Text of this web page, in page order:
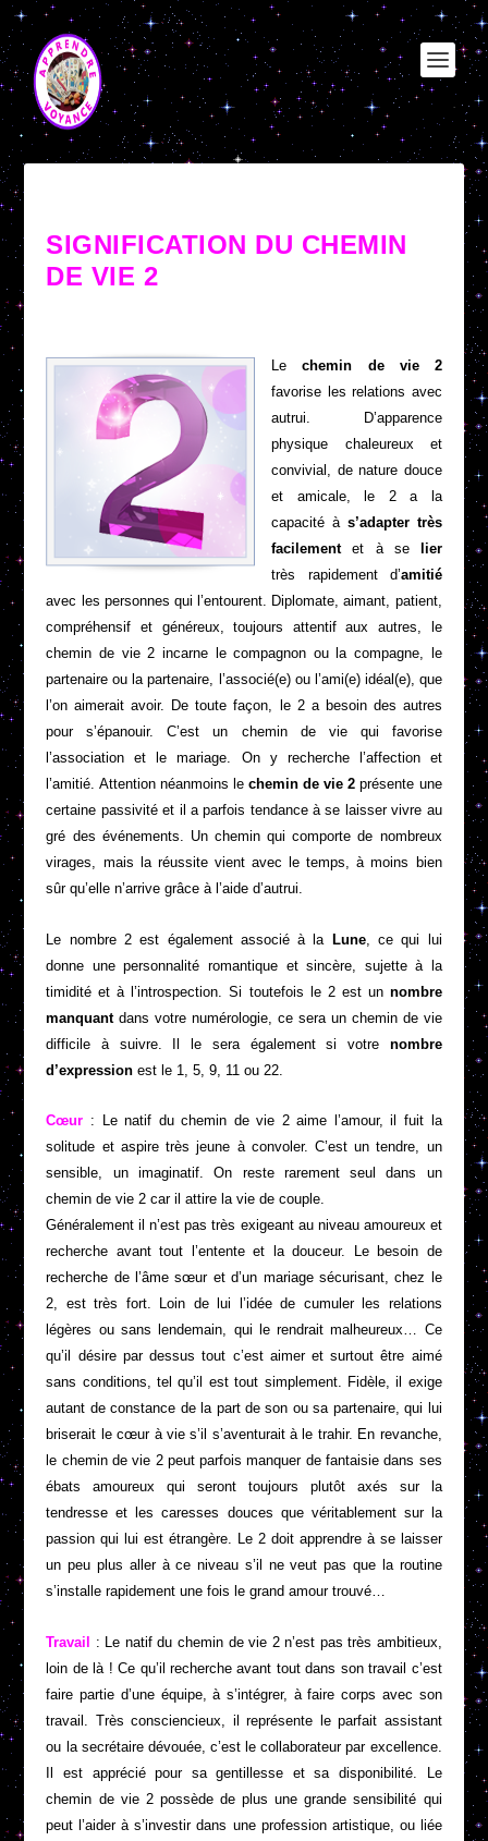
SIGNIFICATION DU CHEMIN
DE VIE 2
Le chemin de vie 2
favorise les relations avec
autrui. D’apparence
physique chaleureux et
convivial, de nature douce
et amicale, le 2 a la
capacité às’adapter très
facilementet à selier
très rapidement d’amitié
avec les personnes qui l’entourent. Diplomate, aimant, patient,
compréhensif et généreux, toujours attentif aux autres, le
chemin de vie 2 incarne le compagnon ou la compagne, le
partenaire ou la partenaire, l’associé(e) ou l’ami(e) idéal(e), que
l’on aimerait avoir. De toute façon, le 2 a besoin des autres
pour s’épanouir. C’est un chemin de vie qui favorise
l’association et le mariage. On y recherche l’affection et
l’amitié. Attention néanmoins lechemin de vie 2présente une
certaine passivité et il a parfois tendance à se laisser vivre au
gré des événements. Un chemin qui comporte de nombreux
virages, mais la réussite vient avec le temps, à moins bien
sûr qu’elle n’arrive grâce à l’aide d’autrui.
Le nombre 2 est également associé à la Lune, ce qui lui
donne une personnalité romantique et sincère, sujette à la
timidité et à l’introspection. Si toutefois le 2 est unnombre
manquantdans votre numérologie, ce sera un chemin de vie
difficile à suivre. Il le sera également si votrenombre
d’expressionest le 1, 5, 9, 11 ou 22.
Cœur : Le natif du chemin de vie 2 aime l’amour, il fuit la
solitude et aspire très jeune à convoler. C’est un tendre, un
sensible, un imaginatif. On reste rarement seul dans un
chemin de vie 2 car il attire la vie de couple.
Généralement il n’est pas très exigeant au niveau amoureux et
recherche avant tout l’entente et la douceur. Le besoin de
recherche de l’âme sœur et d’un mariage sécurisant, chez le
2, est très fort. Loin de lui l’idée de cumuler les relations
légères ou sans lendemain, qui le rendrait malheureux… Ce
qu’il désire par dessus tout c’est aimer et surtout être aimé
sans conditions, tel qu’il est tout simplement. Fidèle, il exige
autant de constance de la part de son ou sa partenaire, qui lui
briserait le cœur à vie s’il s’aventurait à le trahir. En revanche,
le chemin de vie 2 peut parfois manquer de fantaisie dans ses
ébats amoureux qui seront toujours plutôt axés sur la
tendresse et les caresses douces que véritablement sur la
passion qui lui est étrangère. Le 2 doit apprendre à se laisser
un peu plus aller à ce niveau s’il ne veut pas que la routine
s’installe rapidement une fois le grand amour trouvé…
Travail : Le natif du chemin de vie 2 n’est pas très ambitieux,
loin de là ! Ce qu’il recherche avant tout dans son travail c’est
faire partie d’une équipe, à s’intégrer, à faire corps avec son
travail. Très consciencieux, il représente le parfait assistant
ou la secrétaire dévouée, c’est le collaborateur par excellence.
Il est apprécié pour sa gentillesse et sa disponibilité. Le
chemin de vie 2 possède de plus une grande sensibilité qui
peut l’aider à s’investir dans une profession artistique, ou liée